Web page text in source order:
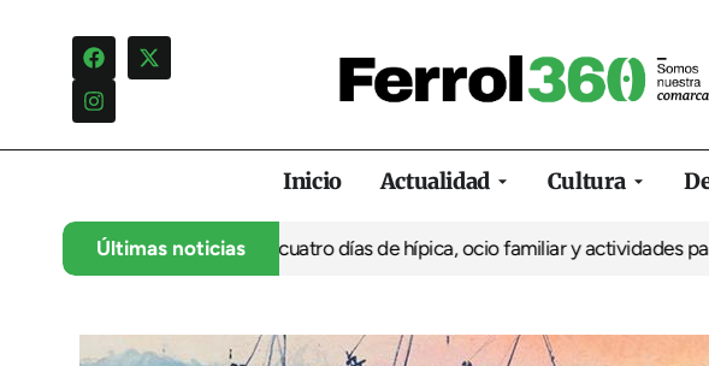
Inicio Actualidad Cultura
Últimas noticias
35º aniversario con cuatro días de hípica, ocio familiar y actividades para todos